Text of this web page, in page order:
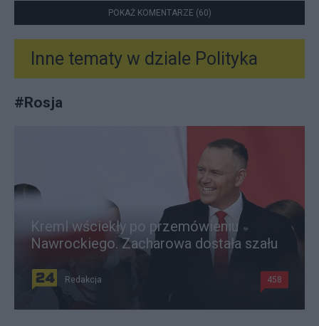
POKAŻ KOMENTARZE (60)
Inne tematy w dziale Polityka
#Rosja
Kreml wściekły po przemówieniu
Nawrockiego. Zacharowa dostała szału
Redakcja 458